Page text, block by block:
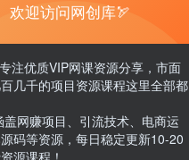
欢迎访问网创库🏹
注优质VIP网课资源分享，市面
百几千的项目资源课程这里全部都
盖网赚项目、引流技术、电商运
码等资源，每日稳定更新10-20
源课程！